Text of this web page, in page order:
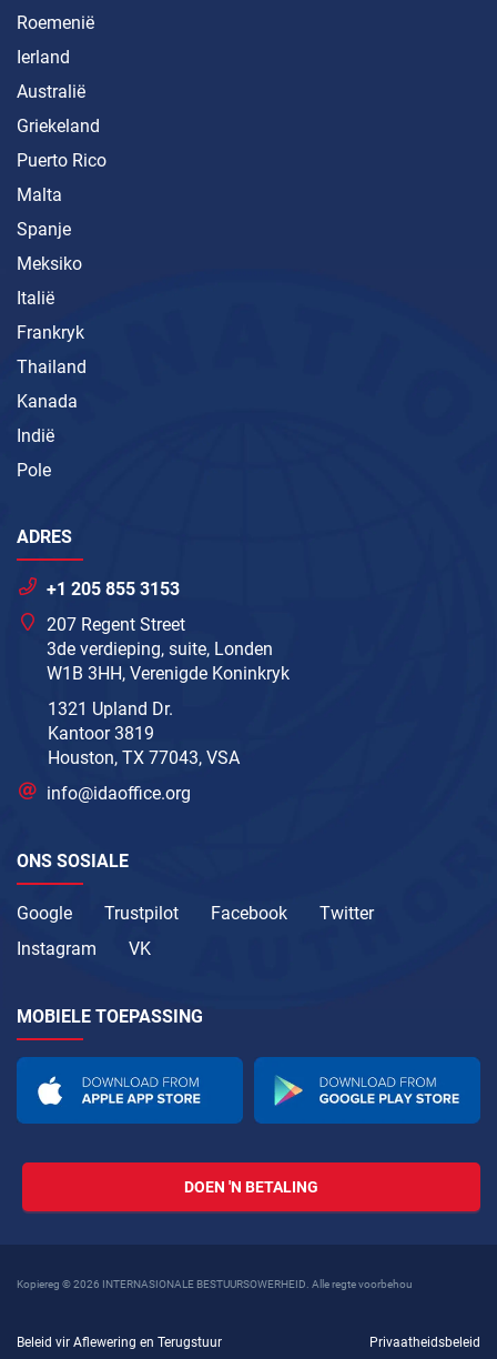
Roemenië
Ierland
Australië
Griekeland
Puerto Rico
Malta
Spanje
Meksiko
Italië
Frankryk
Thailand
Kanada
Indië
Pole
ADRES
+1 205 855 3153
207 Regent Street
3de verdieping, suite, Londen
W1B 3HH, Verenigde Koninkryk
1321 Upland Dr.
Kantoor 3819
Houston, TX 77043, VSA
info@idaoffice.org
ONS SOSIALE
Google Trustpilot Facebook
Twitter
Instagram
VK
MOBIELE TOEPASSING
DOEN 'N BETALING
Kopiereg © 2026 INTERNASIONALE BESTUURSOWERHEID. Alle regte voorbehou
Beleid vir Aflewering en Terugstuur Privaatheidsbeleid